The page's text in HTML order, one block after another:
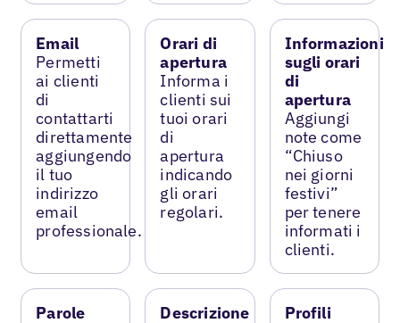
Email
Permetti
ai clienti
di
contattarti
direttamente
aggiungendo
il tuo
indirizzo
email
professionale.
Orari di
apertura
Informa i
clienti sui
tuoi orari
di
apertura
indicando
gli orari
regolari.
Informazioni
sugli orari
di
apertura
Aggiungi
note come
“Chiuso
nei giorni
festivi”
per tenere
informati i
clienti.
Parole
Descrizione
Profili